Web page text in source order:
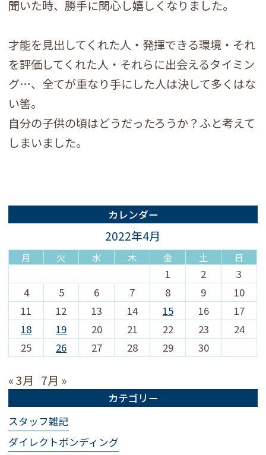
聞いた時、勝手に関心し嬉しくなりました。
才能を見出してくれた人・発揮できる環境・それ
を評価してくれた人・それらに出会えるタイミン
グ…、全てが重なり手にした人は決して多くはな
い筈。
自分の子供の頃はどうだったろうか？ふと考えて
しまいました。
カレンダー
2022年4月
月 火 水 木 金 土 日
1 2
3
4
5 6 7 8 9
10
11
12 13 14 15 16
17
18
19 20 21 22 23
24
25
26 27 28 29 30
« 3月 7月 »
カテゴリー
スタッフ雑記
ダイレクトボンディング